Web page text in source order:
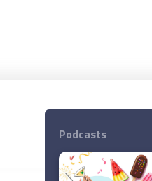
Podcasts